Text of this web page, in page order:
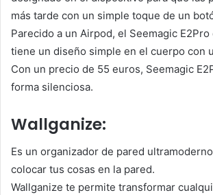
más tarde con un simple toque de un
Parecido a un Airpod, el Seemagic
tiene un diseño simple en el cuerpo con
Con un precio de 55 euros, Seemagic
forma silenciosa.
Wallganize:
Es un organizador de pared
colocar tus cosas en la pared.
Wallganize te permite transformar